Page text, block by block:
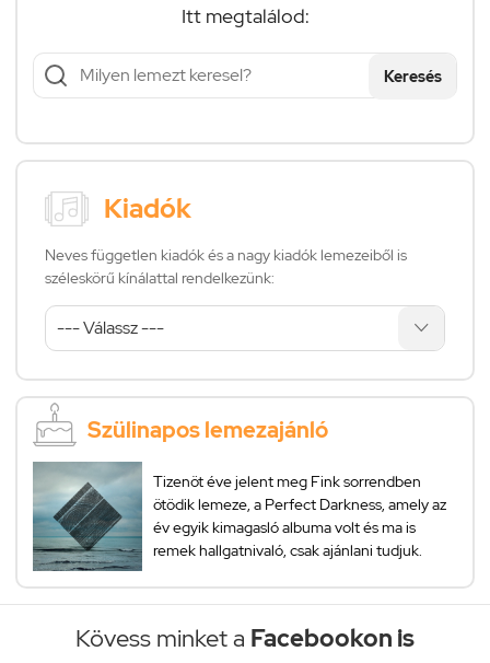
Itt megtalálod:
Keresés
Kiadók
Neves független kiadók és a nagy kiadók lemezeiből is
széleskörű kínálattal rendelkezünk:
Szülinapos lemezajánló
Tizenöt éve jelent meg Fink sorrendben
ötödik lemeze, a Perfect Darkness, amely az
év egyik kimagasló albuma volt és ma is
remek hallgatnivaló, csak ajánlani tudjuk.
Kövess minket a Facebookon is